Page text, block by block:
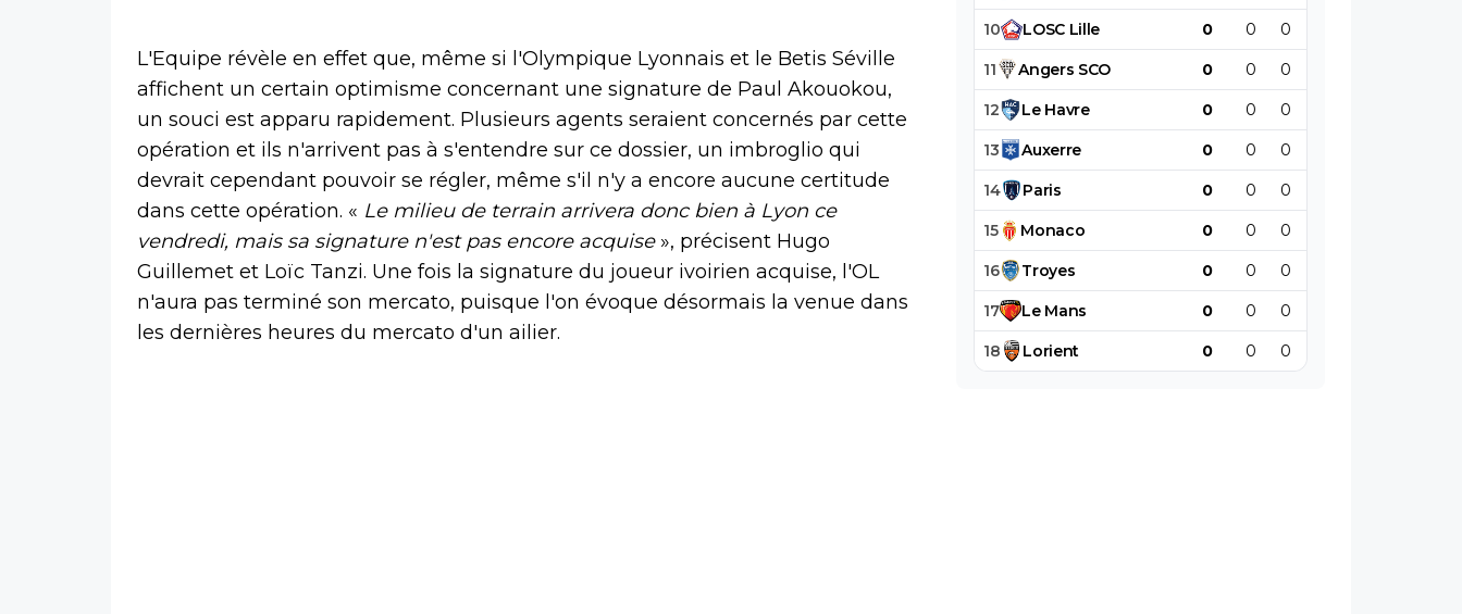
L'Equipe révèle en effet que, même si l'Olympique Lyonnais et le Betis Séville
affichent un certain optimisme concernant une signature de Paul Akouokou,
un souci est apparu rapidement. Plusieurs agents seraient concernés par cette
opération et ils n'arrivent pas à s'entendre sur ce dossier, un imbroglio qui
devrait cependant pouvoir se régler, même s'il n'y a encore aucune certitude
dans cette opération. « Le milieu de terrain arrivera donc bien à Lyon ce
vendredi, mais sa signature n'est pas encore acquise », précisent Hugo
Guillemet et Loïc Tanzi. Une fois la signature du joueur ivoirien acquise, l'OL
n'aura pas terminé son mercato, puisque l'on évoque désormais la venue dans
les dernières heures du mercato d'un ailier.
10 LOSC Lille 0 0 0
11 Angers SCO 0 0 0
12 Le Havre 0 0 0
13 Auxerre 0 0 0
14 Paris 0 0 0
15 Monaco 0 0 0
16 Troyes 0 0 0
17 Le Mans 0 0 0
18 Lorient 0 0 0